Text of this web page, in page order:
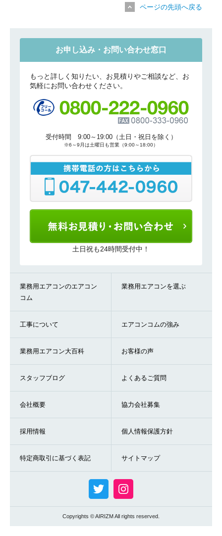
ページの先頭へ戻る
お申し込み・お問い合わせ窓口
もっと詳しく知りたい、お見積りやご相談など、お
気軽にお問い合わせください。
受付時間 9:00～19:00（土日・祝日を除く）
※6～9月は土曜日も営業（9:00～18:00）
土日祝も24時間受付中！
業務用エアコンのエアコン
コム
業務用エアコンを選ぶ
工事について エアコンコムの強み
業務用エアコン大百科 お客様の声
スタッフブログ よくあるご質問
会社概要 協力会社募集
採用情報 個人情報保護方針
特定商取引に基づく表記 サイトマップ
Copyrights © AIRIZM All rights reserved.